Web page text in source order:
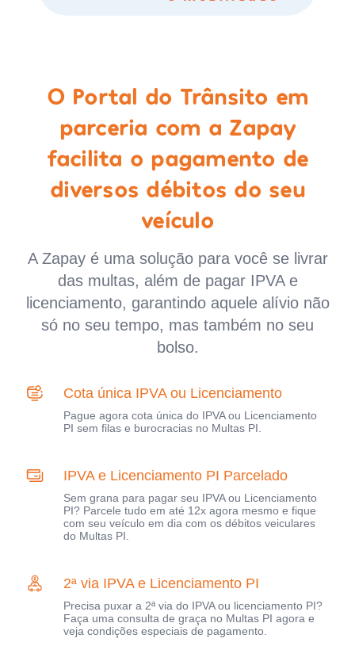
O Portal do Trânsito em
parceria com a Zapay
facilita o pagamento de
diversos débitos do seu
veículo
A Zapay é uma solução para você se livrar
das multas, além de pagar IPVA e
licenciamento, garantindo aquele alívio não
só no seu tempo, mas também no seu
bolso.
Cota única IPVA ou Licenciamento
Pague agora cota única do IPVA ou Licenciamento
PI sem filas e burocracias no Multas PI.
IPVA e Licenciamento PI Parcelado
Sem grana para pagar seu IPVA ou Licenciamento
PI? Parcele tudo em até 12x agora mesmo e fique
com seu veículo em dia com os débitos veiculares
do Multas PI.
2ª via IPVA e Licenciamento PI
Precisa puxar a 2ª via do IPVA ou licenciamento PI?
Faça uma consulta de graça no Multas PI agora e
veja condições especiais de pagamento.